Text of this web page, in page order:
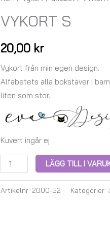
VYKORT S
20,00 kr
Vykort från min egen design.
Alfabetets alla bokstäver i
liten som stor.
Kuvert ingår ej
mängd
LÄGG TILL I
Artikelnr: 2000-52 Kategorier: